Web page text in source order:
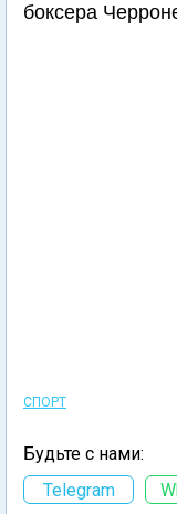
боксера
СПОРТ
Будьте с нами:
Telegram